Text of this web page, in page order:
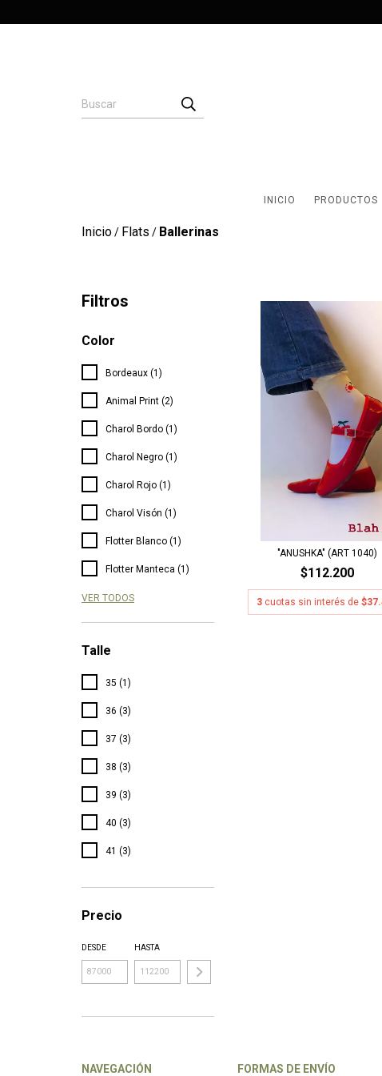
INICIO PRODUCTOS
Inicio/ Flats / Ballerinas
Filtros
Color
Bordeaux (1)
Animal Print (2)
Charol Bordo (1)
Charol Negro (1)
Charol Rojo (1)
Charol Visón (1)
Flotter Blanco (1)
Flotter Manteca (1)
VER TODOS
Talle
35 (1)
36 (3)
37 (3)
38 (3)
39 (3)
40 (3)
41 (3)
Precio
DESDE HASTA
"ANUSHKA" (ART 1040)
$112.200
3 cuotas sin interés de
NAVEGACIÓN FORMAS DE ENVÍO